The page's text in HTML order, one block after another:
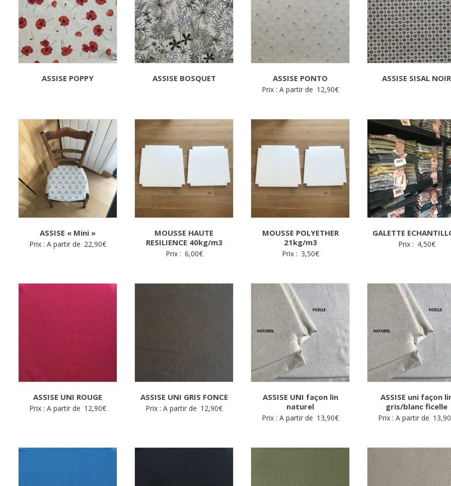
ASSISE POPPY ASSISE BOSQUET ASSISE PONTO
Prix : A partir de 12,90€
ASSISE SISAL NOIR
ASSISE « Mini »
Prix : A partir de 22,90€
MOUSSE HAUTE
RESILIENCE 40kg/m3
Prix : 6,00€
MOUSSE POLYETHER
21kg/m3
Prix : 3,50€
GALETTE
Prix : 4,50€
ASSISE UNI ROUGE
Prix : A partir de 12,90€
ASSISE UNI GRIS FONCE
Prix : A partir de 12,90€
ASSISE UNI façon lin
naturel
Prix : A partir de 13,90€
ASSISE uni façon
gris/blanc ficelle
Prix : A partir de 13,90